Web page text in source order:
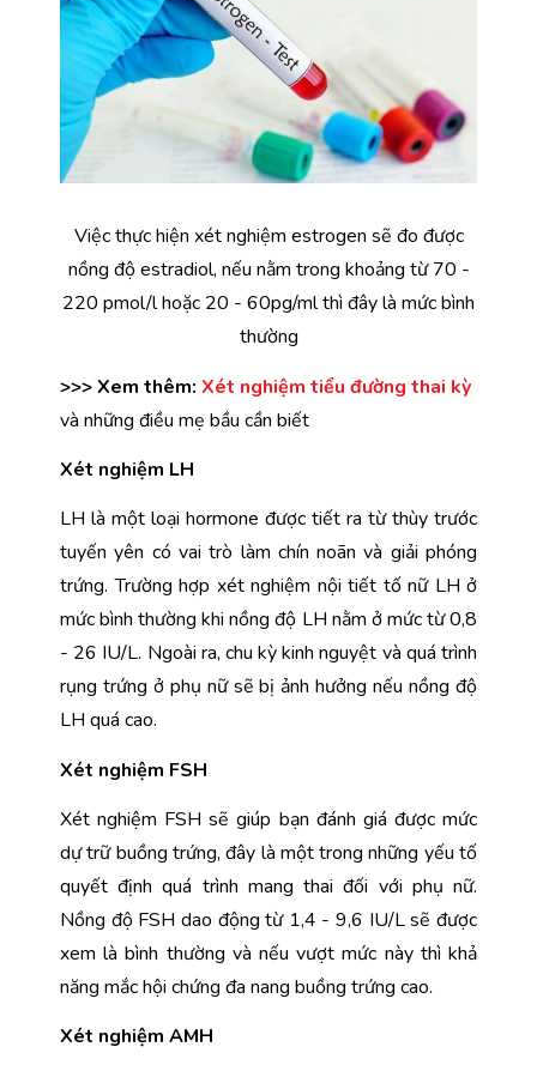
Việc thực hiện xét nghiệm estrogen sẽ đo được
nồng độ estradiol, nếu nằm trong khoảng từ 70 -
220 pmol/l hoặc 20 - 60pg/ml thì đây là mức bình
thường
>>> Xem thêm: Xét nghiệm tiểu đường thai kỳ
và những điều mẹ bầu cần biết
Xét nghiệm LH
LH là một loại hormone được tiết ra từ thùy trước
tuyến yên có vai trò làm chín noãn và giải phóng
trứng. Trường hợp xét nghiệm nội tiết tố nữ LH ở
mức bình thường khi nồng độ LH nằm ở mức từ 0,8
- 26 IU/L. Ngoài ra, chu kỳ kinh nguyệt và quá trình
rụng trứng ở phụ nữ sẽ bị ảnh hưởng nếu nồng độ
LH quá cao.
Xét nghiệm FSH
Xét nghiệm FSH sẽ giúp bạn đánh giá được mức
dự trữ buồng trứng, đây là một trong những yếu tố
quyết định quá trình mang thai đối với phụ nữ.
Nồng độ FSH dao động từ 1,4 - 9,6 IU/L sẽ được
xem là bình thường và nếu vượt mức này thì khả
năng mắc hội chứng đa nang buồng trứng cao.
Xét nghiệm AMH